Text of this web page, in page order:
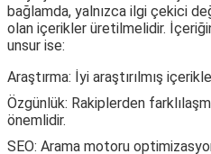
bağlamda, yalnızca ilgi çekici
olan içerikler üretilmelidir.
unsur ise:
Araştırma: İyi araştırılmış
Özgünlük: Rakiplerden
önemlidir.
SEO: Arama motoru